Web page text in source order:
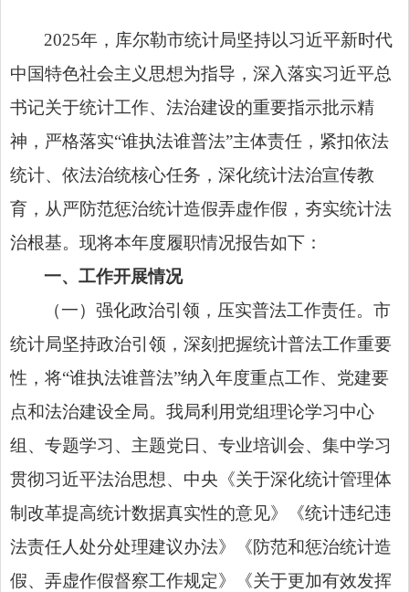
2025年，库尔勒市统计局坚持以习近平新时代
中国特色社会主义思想为指导，深入落实习近平总
书记关于统计工作、法治建设的重要指示批示精
神，严格落实“谁执法谁普法”主体责任，紧扣依法
统计、依法治统核心任务，深化统计法治宣传教
育，从严防范惩治统计造假弄虚作假，夯实统计法
治根基。现将本年度履职情况报告如下：
一、工作开展情况
（一）强化政治引领，压实普法工作责任。市
统计局坚持政治引领，深刻把握统计普法工作重要
性，将“谁执法谁普法”纳入年度重点工作、党建要
点和法治建设全局。我局利用党组理论学习中心
组、专题学习、主题党日、专业培训会、集中学习
贯彻习近平法治思想、中央《关于深化统计管理体
制改革提高统计数据真实性的意见》《统计违纪违
法责任人处分处理建议办法》《防范和惩治统计造
假、弄虚作假督察工作规定》《关于更加有效发挥